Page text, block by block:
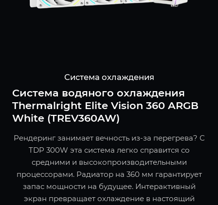
Система охлаждения
Система водяного охлаждения
Thermalright Elite Vision 360 ARGB
White (TREV360AW)
Рендеринг занимает вечность из-за перегрева? С
TDP 300W эта система легко справится со
средними и высокопроизводительными
процессорами. Радиатор на 360 мм гарантирует
запас мощности на будущее. Интерактивный
экран превращает охлаждение в настоящий